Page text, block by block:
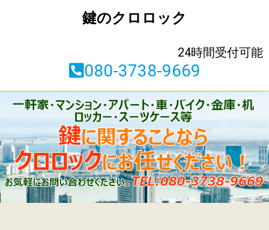
鍵のクロロック
24時間受付可能
080-3738-9669